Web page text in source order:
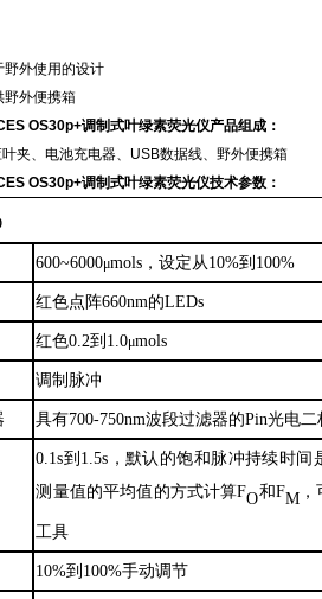
野外使用的设计
野外便携箱
OS30p+调制式叶绿素荧光仪产品组成：
夹、电池充电器、USB数据线、野外便携箱
OS30p+调制式叶绿素荧光仪技术参数 ：
600~6000μmols ，设定从 10%到100%
红色点阵660nm的LEDs
红色0.2到1.0μmols
调制脉冲
具有700-750nm波段过滤器的Pin光电二
0.1s到1.5s，默认的饱和脉冲持续时间
测量值的平均值的方式计算FO和FM，
工具
10%到100%手动调节